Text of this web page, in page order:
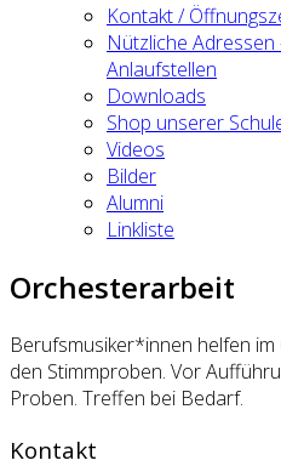
Kontakt /
Nützliche Adressen
Anlaufstellen
Downloads
Shop unserer
Videos
Bilder
Alumni
Linkliste
Orchesterarbeit
Berufsmusiker*innen helfen
den Stimmproben. Vor
Proben. Treffen bei Bedarf.
Kontakt